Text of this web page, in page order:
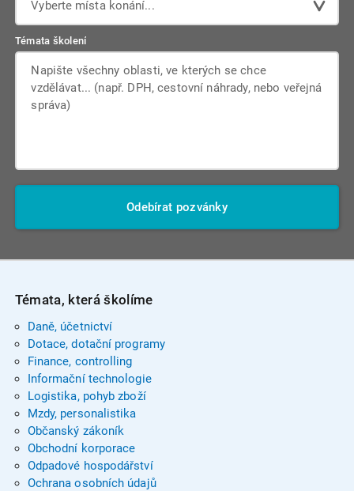
Vyberte místa konání...
Témata školení
Odebírat pozvánky
Témata, která školíme
Daně, účetnictví
Dotace, dotační programy
Finance, controlling
Informační technologie
Logistika, pohyb zboží
Mzdy, personalistika
Občanský zákoník
Obchodní korporace
Odpadové hospodářství
Ochrana osobních údajů